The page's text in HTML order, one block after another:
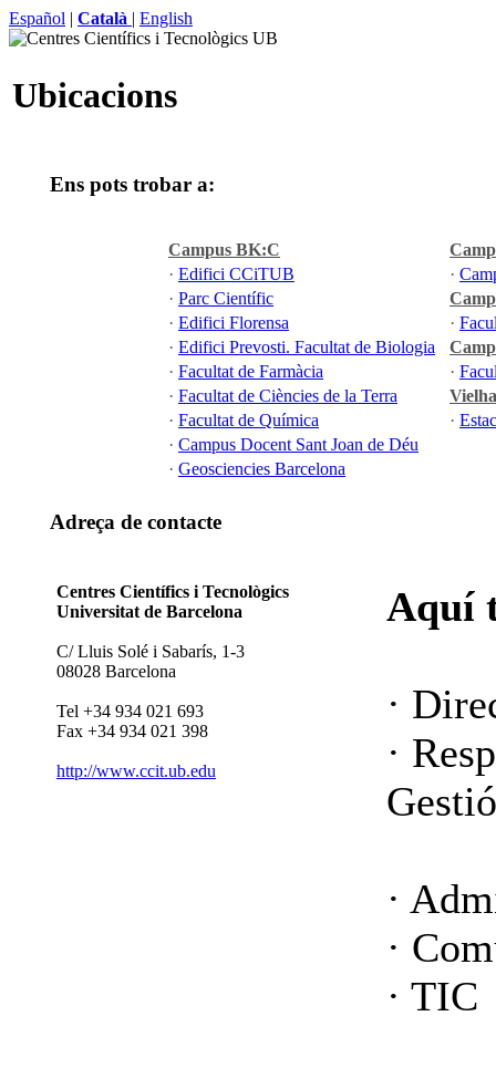
Español | Català | English
Ubicacions
Ens pots trobar a:
Campus BK:C
· Edifici CCiTUB ·
· Parc Científic
· Edifici Florensa ·
· Edifici Prevosti. Facultat de Biologia
· Facultat de Farmàcia ·
· Facultat de Ciències de la Terra
Vielha
· Facultat de Química ·
· Campus Docent Sant Joan de Déu
· Geosciencies Barcelona
Adreça de contacte
Centres Científics i Tecnològics
Universitat de Barcelona
C/ Lluis Solé i Sabarís, 1-3
08028 Barcelona
Tel +34 934 021 693
Fax +34 934 021 398
http://www.ccit.ub.edu
Aquí
·
·
Gestió
·
·
· TIC